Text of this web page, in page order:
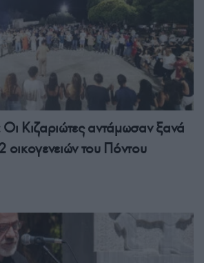
Κιζαριώτες αντάμωσαν ξανά
οικογενειών του Πόντου